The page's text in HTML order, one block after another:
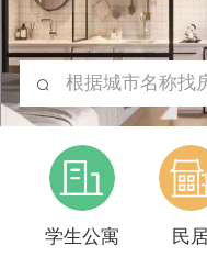
根据城市名称找
学生公寓 民